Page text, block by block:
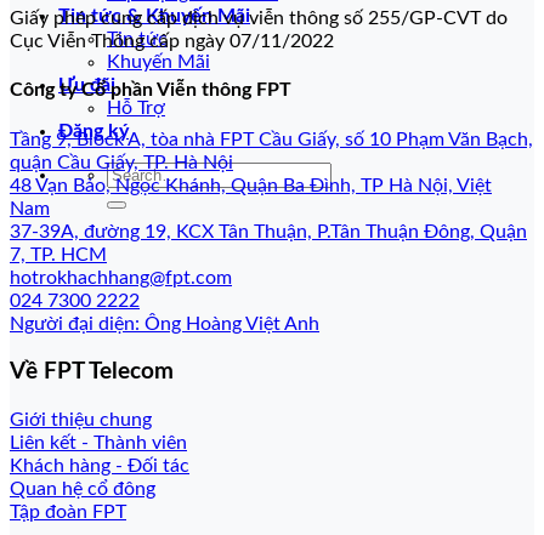
Tin tức & Khuyến Mãi
Tin tức
Khuyến Mãi
Ưu đãi
Hỗ Trợ
Đăng ký
Giấy phép cung cấp dịch vụ viễn thông số 255/GP-CVT do
Cục Viễn Thông cấp ngày 07/11/2022
Công ty Cổ phần Viễn thông FPT
Tầng 9, Block A, tòa nhà FPT Cầu Giấy, số 10 Phạm Văn Bạch,
quận Cầu Giấy, TP. Hà Nội
48 Vạn Bảo, Ngọc Khánh, Quận Ba Đình, TP Hà Nội, Việt
Nam
37-39A, đường 19, KCX Tân Thuận, P.Tân Thuận Đông, Quận
7, TP. HCM
hotrokhachhang@fpt.com
024 7300 2222
Người đại diện: Ông Hoàng Việt Anh
Về FPT Telecom
Giới thiệu chung
Liên kết - Thành viên
Khách hàng - Đối tác
Quan hệ cổ đông
Tập đoàn FPT